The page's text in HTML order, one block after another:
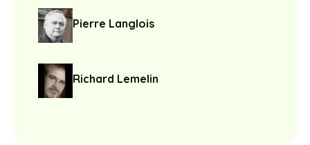
Pierre Langlois
Richard Lemelin